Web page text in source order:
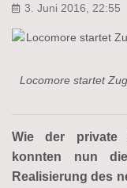
3. Juni 2016, 22:55
Locomore startet
Wie der private
konnten nun
Realisierung des